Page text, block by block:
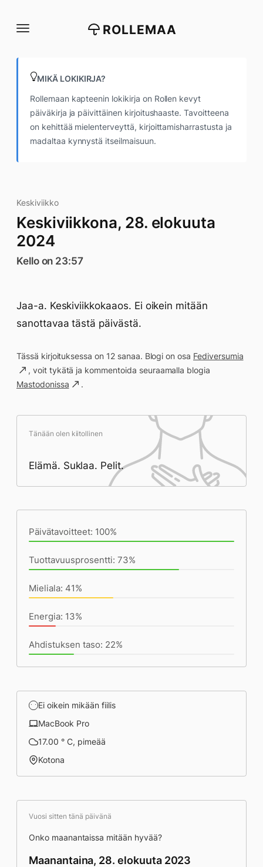
suoraan
ROLLEMAA
MIKÄ LOKIKIRJA?
Rollemaan kapteenin lokikirja on Rollen kevyt
päiväkirja ja päivittäinen kirjoitushaaste. Tavoitteena
on kehittää mielenterveyttä, kirjoittamisharrastusta ja
madaltaa kynnystä itseilmaisuun.
Keskiviikko
Keskiviikkona, 28. elokuuta
2024
Kello on 23:57
Jaa-a. Keskiviikkokaaos. Ei oikein mitään
sanottavaa tästä päivästä.
Tässä kirjoituksessa on 12 sanaa. Blogi on osa Fediversumia
, voit tykätä ja kommentoida seuraamalla blogia
Mastodonissa
.
Tänään olen kiitollinen
Elämä. Suklaa. Pelit.
Päivätavoitteet: 100%
Tuottavuusprosentti: 73%
Mieliala: 41%
Energia: 13%
Ahdistuksen taso: 22%
Ei oikein mikään fiilis
MacBook Pro
17.00 ° C, pimeää
Kotona
Vuosi sitten tänä päivänä
Onko maanantaissa mitään hyvää?
Maanantaina, 28. elokuuta 2023